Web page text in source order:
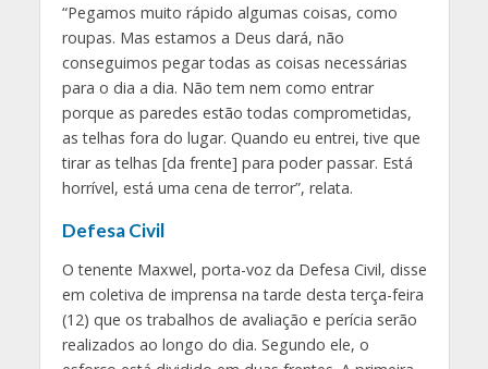
“Pegamos muito rápido algumas coisas, como
roupas. Mas estamos a Deus dará, não
conseguimos pegar todas as coisas necessárias
para o dia a dia. Não tem nem como entrar
porque as paredes estão todas comprometidas,
as telhas fora do lugar. Quando eu entrei, tive que
tirar as telhas [da frente] para poder passar. Está
horrível, está uma cena de terror”, relata.
Defesa Civil
O tenente Maxwel, porta-voz da Defesa Civil, disse
em coletiva de imprensa na tarde desta terça-feira
(12) que os trabalhos de avaliação e perícia serão
realizados ao longo do dia. Segundo ele, o